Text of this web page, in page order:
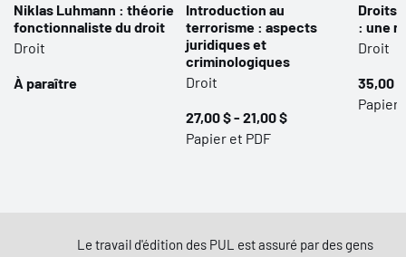
Niklas Luhmann : théorie
fonctionnaliste du droit
Droit
À paraître
Introduction au
terrorisme : aspects
juridiques et
criminologiques
Droit
27,00 $ - 21,00 $
Papier et PDF
Droits,
: une
Droit
35,00
Papier,
Le travail d'édition des PUL est assuré par des gens